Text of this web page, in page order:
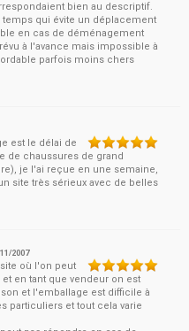
bien au descriptif.
qui évite un déplacement
en cas de déménagement
à l'avance mais impossible à
parfois moins chers
est le délai de
de chaussures de grand
je l'ai reçue en une semaine,
site très sérieux avec de belles
2007
où l'on peut
en tant que vendeur on est
et l'emballage est difficile à
particuliers et tout cela varie